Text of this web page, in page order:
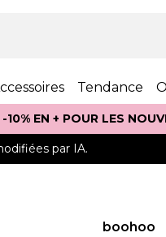
Tendance
-10% EN + POUR LES
par IA.
boohoo